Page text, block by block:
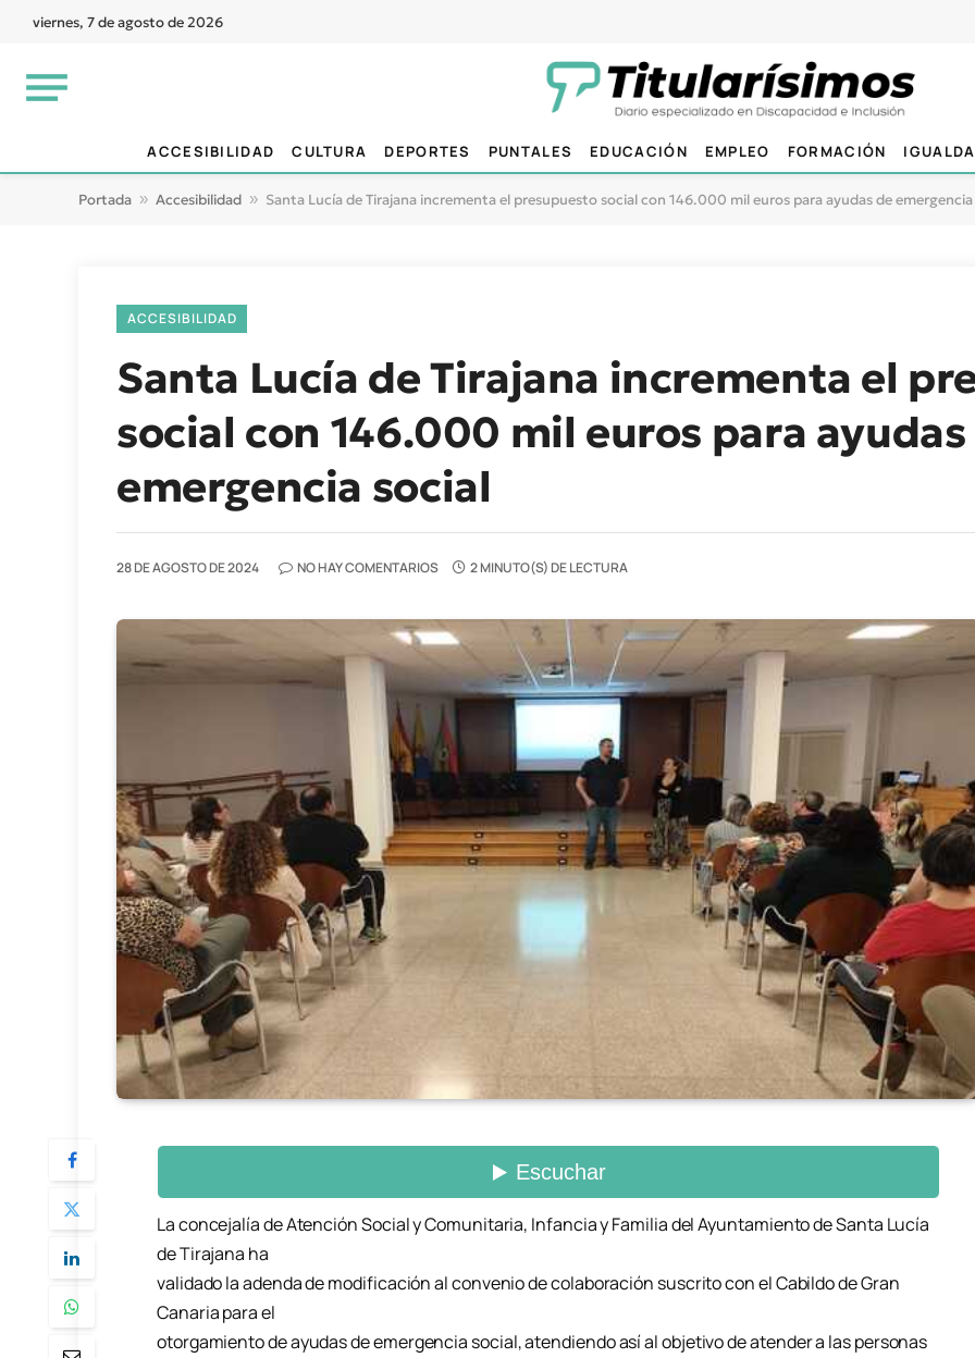
viernes, 7 de agosto de 2026
ACCESIBILIDAD CULTURA DEPORTES PUNTALES EDUCACIÓN EMPLEO FORMACIÓN
Portada » Accesibilidad » Santa Lucía de Tirajana incrementa el presupuesto social con 146.000 mil euros para ayudas de
ACCESIBILIDAD
Santa Lucía de Tirajana incrementa el
social con 146.000 mil euros para ayudas
emergencia social
28 DE AGOSTO DE 2024 NO HAY COMENTARIOS 2 MINUTO(S) DE LECTURA
La concejalía de Atención Social y Comunitaria, Infancia y Familia del Ayuntamiento de Santa Lucía
de Tirajana ha
validado la adenda de modificación al convenio de colaboración suscrito con el Cabildo de Gran
Canaria para el
otorgamiento de ayudas de emergencia social, atendiendo así al objetivo de atender a las personas